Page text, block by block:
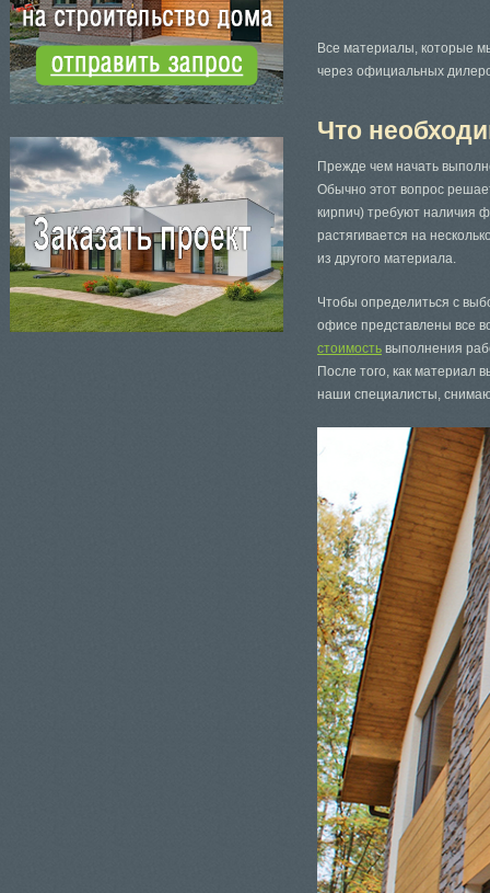
Все материалы, которые
через официальных
Что
Прежде чем начать
Обычно этот вопрос
кирпич) требуют наличия
растягивается на
из другого материала.
Чтобы определиться с
офисе представлены все
стоимость выполнения
После того, как материал
наши специалисты,